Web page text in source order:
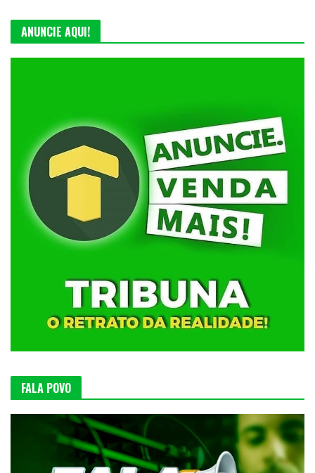
ANUNCIE AQUI!
FALA POVO